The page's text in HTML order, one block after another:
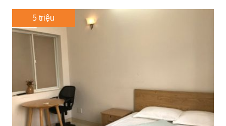
5 triệu